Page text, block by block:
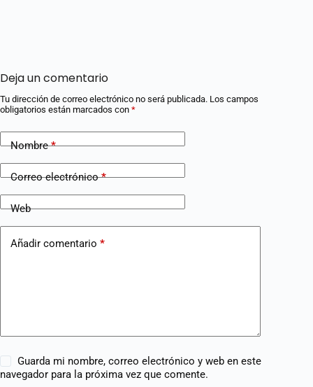
Deja un comentario
Tu dirección de correo electrónico no será publicada. Los campos
obligatorios están marcados con *
Nombre*
Correo electrónico*
Web
Añadir comentario *
Guarda mi nombre, correo electrónico y web en este
navegador para la próxima vez que comente.